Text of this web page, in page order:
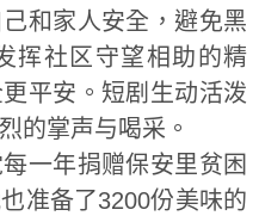
和家人安全，避免黑
挥社区守望相助的精
平安。短剧生动活泼
的掌声与喝采。
一年捐赠保安里贫困
准备了3200份美味的